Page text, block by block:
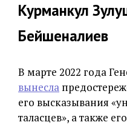
Курманкул
Бейшеналиев
В марте 2022 года
вынесла
его высказывания
таласцев», а также